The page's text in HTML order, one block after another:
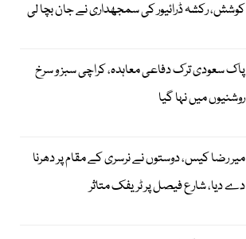
کوشش، رکشہ ڈرائیور کی سمجھداری نے جان بچا لی
پاک سعودی ترک دفاعی معاہدہ، کراچی سبز و سرخ
روشنیوں میں نہا گیا
میر رضا کیس، دوستوں نے نرسری کے مقام پر دھرنا
دے دیا، شارع فیصل پر ٹریفک متاثر